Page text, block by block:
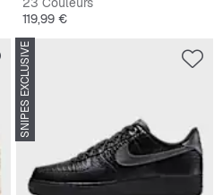
Prix
119,99 €
SNIPES EXCLUSIVE